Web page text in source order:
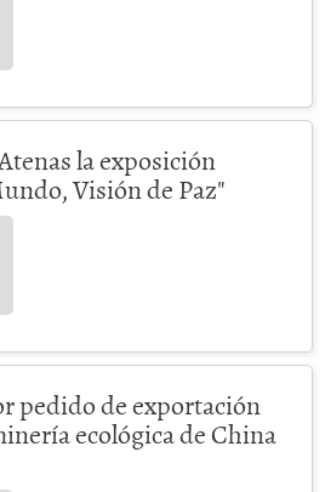
la exposición
Visión de Paz"
pedido de exportación
ecológica de China